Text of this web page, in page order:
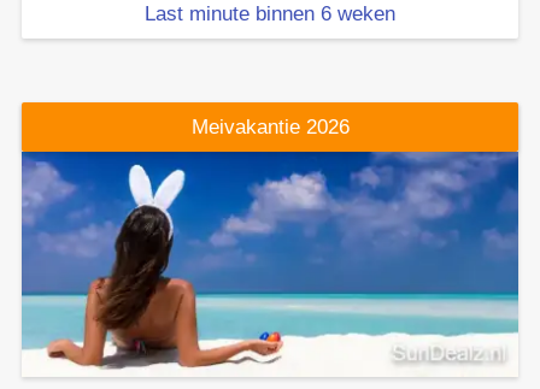
Last minute binnen 6 weken
Meivakantie 2026